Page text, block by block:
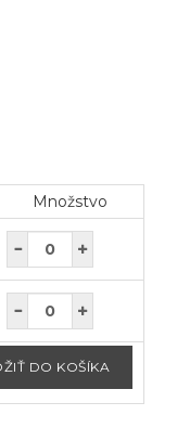
Množstvo